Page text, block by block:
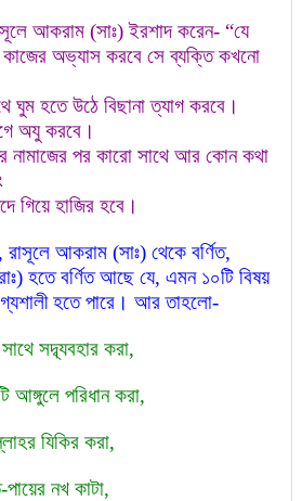
আকরাম (সাঃ) ইরশাদ করেন- “যে
কাজের অভ্যাস করবে সে ব্যক্তি কখনো
ঘুম হতে উঠে বিছানা ত্যাগ করবে।
অযু করবে।
নামাজের পর কারো সাথে আর কোন কথা
গিয়ে হাজির হবে।
আকরাম (সাঃ) থেকে বর্ণিত,
হতে বর্ণিত আছে যে, এমন ১০টি বিষয়
হতে পারে। আর তাহলো-
সদ্ব্যবহার করা,
পরিধান করা,
যিকির করা,
নখ কাটা,